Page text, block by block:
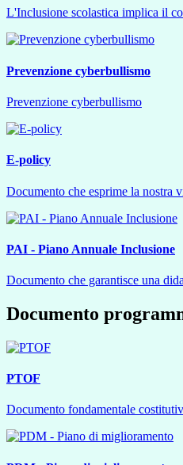
L'Inclusione scolastica implica il
Prevenzione cyberbullismo
Prevenzione cyberbullismo
E-policy
Documento che esprime la nostra
PAI - Piano Annuale Inclusione
Documento che garantisce una
Documento
PTOF
Documento fondamentale